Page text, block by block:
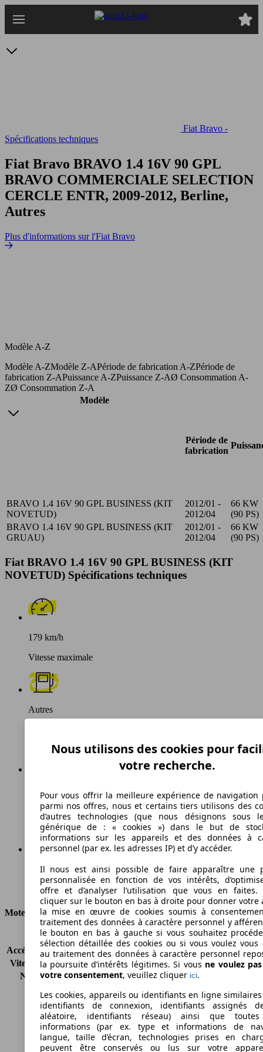
au
Fiat Bravo -
Spécifications techniques
Fiat Bravo BRAVO 1.4 16V 90 GPL
BRAVO COMMERCIALE SELECTION
CERCLE ENTR, 2009-2012, Berline,
Autres
Plus d'informations sur l'Fiat Bravo
Modèle A-Z
Modèle A-ZModèle Z-APériode de fabrication A-ZPériode de
fabrication Z-APuissance A-ZPuissance Z-AØ Consommation A-
ZØ Consommation Z-A
Modèle
Période de
fabrication
BRAVO 1.4 16V 90 GPL BUSINESS (KIT
NOVETUD)
2012/01 -
2012/04
66 KW
(90 PS)
BRAVO 1.4 16V 90 GPL BUSINESS (KIT
GRUAU)
2012/01 -
2012/04
66 KW
(90 PS)
Fiat BRAVO 1.4 16V 90 GPL BUSINESS (KIT
NOVETUD) Spécifications techniques
179 km/h
Vitesse maximale
Autres
Émissions de CO2 (combinées)*
Ø 6.3 l/100km
Consommation
Moteur et Puissance
KW (CH)
66 kW (90 PS)
Accélération (0-100 km/h)
12.5s
Vitesse maximale (km/h) 179 km/h
Nombre de vitesses
6
Cylindrée
1368 ccm
Carburant
Autres
Cylindres
4
Transmission
Boîte manuelle
Nous utilisons des cookies pour
votre recherche.
Pour vous offrir la meilleure expérience de navigation
parmi nos offres, nous et certains tiers utilisons des
d’autres technologies (que nous désignons sous
générique de : « cookies ») dans le but de
informations sur les appareils et des données à
personnel (par ex. les adresses IP) et d’y accéder.
Il nous est ainsi possible de faire apparaître une
personnalisée en fonction de vos intérêts,
offre et d’analyser l’utilisation que vous en faites.
cliquer sur le bouton en bas à droite pour donner votre
la mise en œuvre de cookies soumis à
traitement des données à caractère personnel y
le bouton en bas à gauche si vous souhaitez
sélection détaillée des cookies ou si vous voulez vous
au traitement des données à caractère personnel
la poursuite d’intérêts légitimes. Si vous ne voulez
votre consentement, veuillez cliquer ici.
Les cookies, appareils ou identifiants en ligne
identifiants de connexion, identifiants assignés
aléatoire, identifiants réseau) ainsi que
informations (par ex. type et informations de
langue, taille d’écran, technologies prises en
peuvent être conservés ou lus sur votre